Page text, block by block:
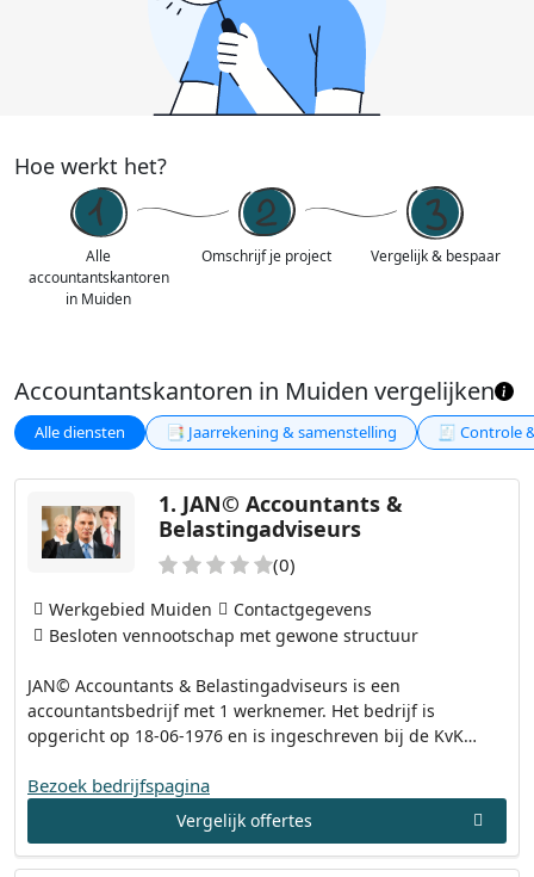
Hoe werkt het?
Alle
accountantskantoren
in Muiden
Omschrijf je project Vergelijk & bespaar
Accountantskantoren in Muiden vergelijken
Alle diensten 📑 Jaarrekening & samenstelling 🧾 Controle
1. JAN© Accountants &
Belastingadviseurs
(0)
JAN© Accountants & Belastingadviseurs is een
accountantsbedrijf met 1 werknemer. Het bedrijf is
opgericht op 18-06-1976 en is ingeschreven bij de KvK…
Werkgebied Muiden
Contactgegevens
Besloten vennootschap met gewone structuur
Bezoek bedrijfspagina
Vergelijk offertes